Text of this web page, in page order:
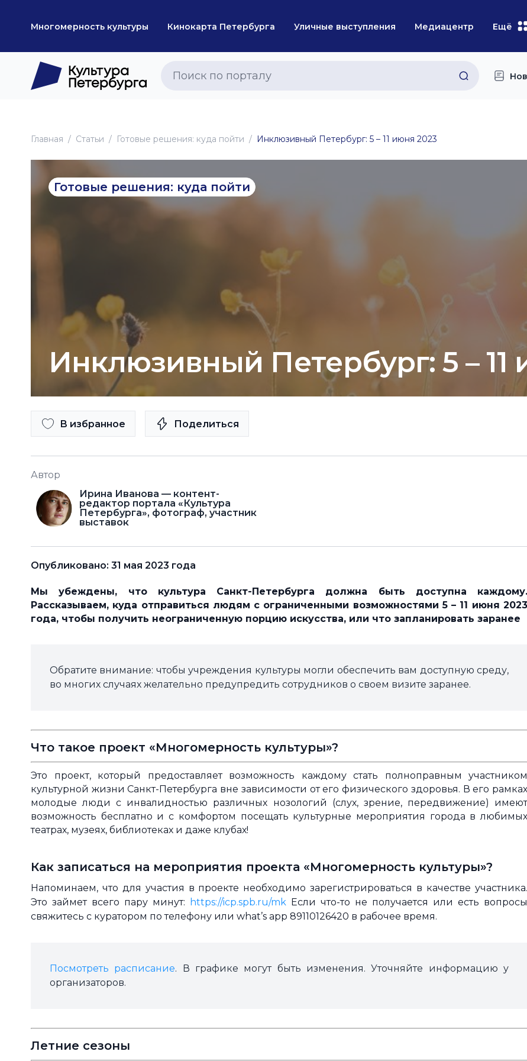
Многомерность культуры Кинокарта Петербурга Уличные выступления Медиацентр Ещё
Главная Статьи Готовые решения: куда пойти Инклюзивный Петербург: 5 – 11 июня 2023
Готовые решения: куда пойти
Инклюзивный Петербург: 5 – 11
В избранное Поделиться
Автор
Ирина Иванова — контент-
редактор портала «Культура
Петербурга», фотограф, участник
выставок
Опубликовано: 31 мая 2023 года
Мы убеждены, что культура Санкт-Петербурга должна быть доступна каждому.
Рассказываем, куда отправиться людям с ограниченными возможностями 5 – 11 июня 2023
года, чтобы получить неограниченную порцию искусства, или что запланировать заранее
Обратите внимание: чтобы учреждения культуры могли обеспечить вам доступную среду,
во многих случаях желательно предупредить сотрудников о своем визите заранее.
Что такое проект «Многомерность культуры»?
Это проект, который предоставляет возможность каждому стать полноправным участником
культурной жизни Санкт-Петербурга вне зависимости от его физического здоровья. В его рамках
молодые люди с инвалидностью различных нозологий (слух, зрение, передвижение) имеют
возможность бесплатно и с комфортом посещать культурные мероприятия города в любимых
театрах, музеях, библиотеках и даже клубах!
Как записаться на мероприятия проекта «Многомерность культуры»?
Напоминаем, что для участия в проекте необходимо зарегистрироваться в качестве участника.
Это займет всего пару минут:
https://icp.spb.ru/mk Если что-то не получается или есть вопросы
свяжитесь с куратором по телефону или what’s app 89110126420 в рабочее время.
Посмотреть расписание. В графике могут быть изменения. Уточняйте информацию у
организаторов.
Летние сезоны